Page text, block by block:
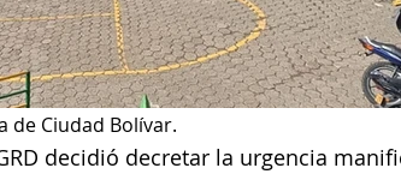
de Ciudad Bolívar.
decidió decretar la urgencia